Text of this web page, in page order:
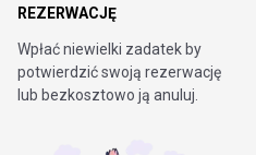
REZERWACJĘ
Wpłać niewielki zadatek by
potwierdzić swoją rezerwację
lub bezkosztowo ją anuluj.